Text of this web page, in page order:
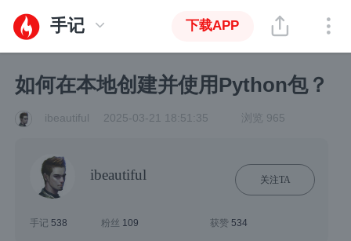
手记 下载APP
如何在本地创建并使用Python包？
ibeautiful 2025-03-21 18:51:35 浏览 965
ibeautiful 关注TA
手记538 粉丝 109 获赞 534